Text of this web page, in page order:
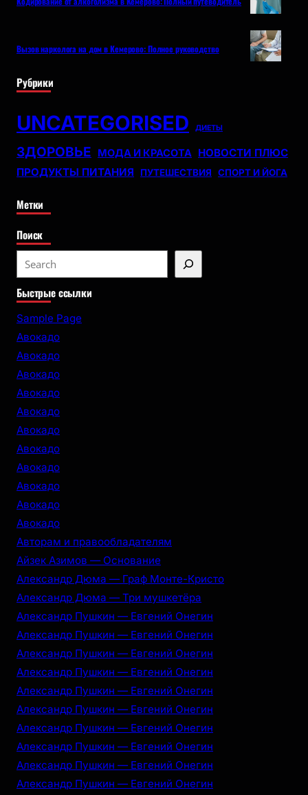
Вызов нарколога на дом в Кемерово: Полное руководство
Рубрики
UNCATEGORISED ДИЕТЫ
ЗДОРОВЬЕ МОДА И КРАСОТА НОВОСТИ ПЛЮС
ПРОДУКТЫ ПИТАНИЯ
ПУТЕШЕСТВИЯ СПОРТ И ЙОГА
Метки
Поиск
e
a
r
Быстрые ссылки
Sample Page
Авокадо
Авокадо
Авокадо
Авокадо
Авокадо
Авокадо
Авокадо
Авокадо
Авокадо
Авокадо
Авокадо
Авторам и правообладателям
Айзек Азимов — Основание
Александр Дюма — Граф Монте-Кристо
Александр Дюма — Три мушкетёра
Александр Пушкин — Евгений Онегин
Александр Пушкин — Евгений Онегин
Александр Пушкин — Евгений Онегин
Александр Пушкин — Евгений Онегин
Александр Пушкин — Евгений Онегин
Александр Пушкин — Евгений Онегин
Александр Пушкин — Евгений Онегин
Александр Пушкин — Евгений Онегин
Александр Пушкин — Евгений Онегин
Александр Пушкин — Евгений Онегин